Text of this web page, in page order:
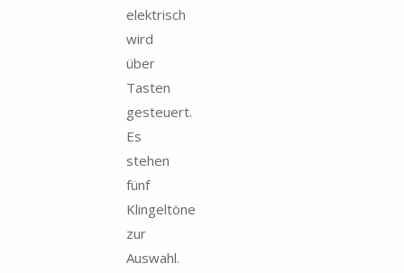
elektrisch
wird
über
Tasten
gesteuert.
Es
stehen
fünf
Klingeltöne
zur
Auswahl.